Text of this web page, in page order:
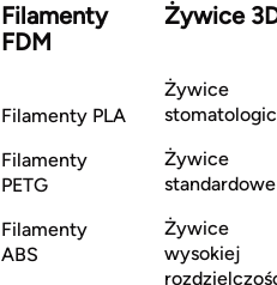
Filamenty
FDM
Filamenty PLA
Filamenty
PETG
Filamenty
ABS
Żywice
Żywice
Żywice
standardowe
Żywice
wysokiej